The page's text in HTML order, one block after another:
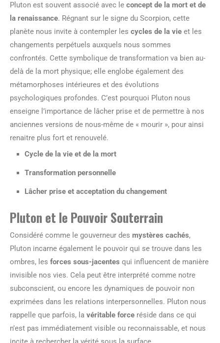
Pluton est souvent associé avec le concept de la mort et de
la renaissance. Régnant sur le signe du Scorpion, cette
planète nous invite à contempler les cycles de la vie et les
changements perpétuels auxquels nous sommes
confrontés. Cette symbolique de transformation va bien au-
delà de la mort physique; elle englobe également des
métamorphoses intérieures et des évolutions
psychologiques profondes. C’est pourquoi Pluton nous
enseigne l’importance de lâcher prise et de permettre à nos
anciennes versions de nous-même de « mourir », pour ainsi
renaitre plus fort et renouvelé.
Cycle de la vie et de la mort
Transformation personnelle
Lâcher prise et acceptation du changement
Pluton et le Pouvoir Souterrain
Considéré comme le gouverneur des mystères cachés,
Pluton incarne également le pouvoir qui se trouve dans les
ombres, les forces sous-jacentes qui influencent de manière
invisible nos vies. Cela peut être interprété comme notre
subconscient, ou encore les dynamiques de pouvoir non
exprimées dans les relations interpersonnelles. Pluton nous
rappelle que parfois, la véritable force réside dans ce qui
n’est pas immédiatement visible ou reconnaissable, et nous